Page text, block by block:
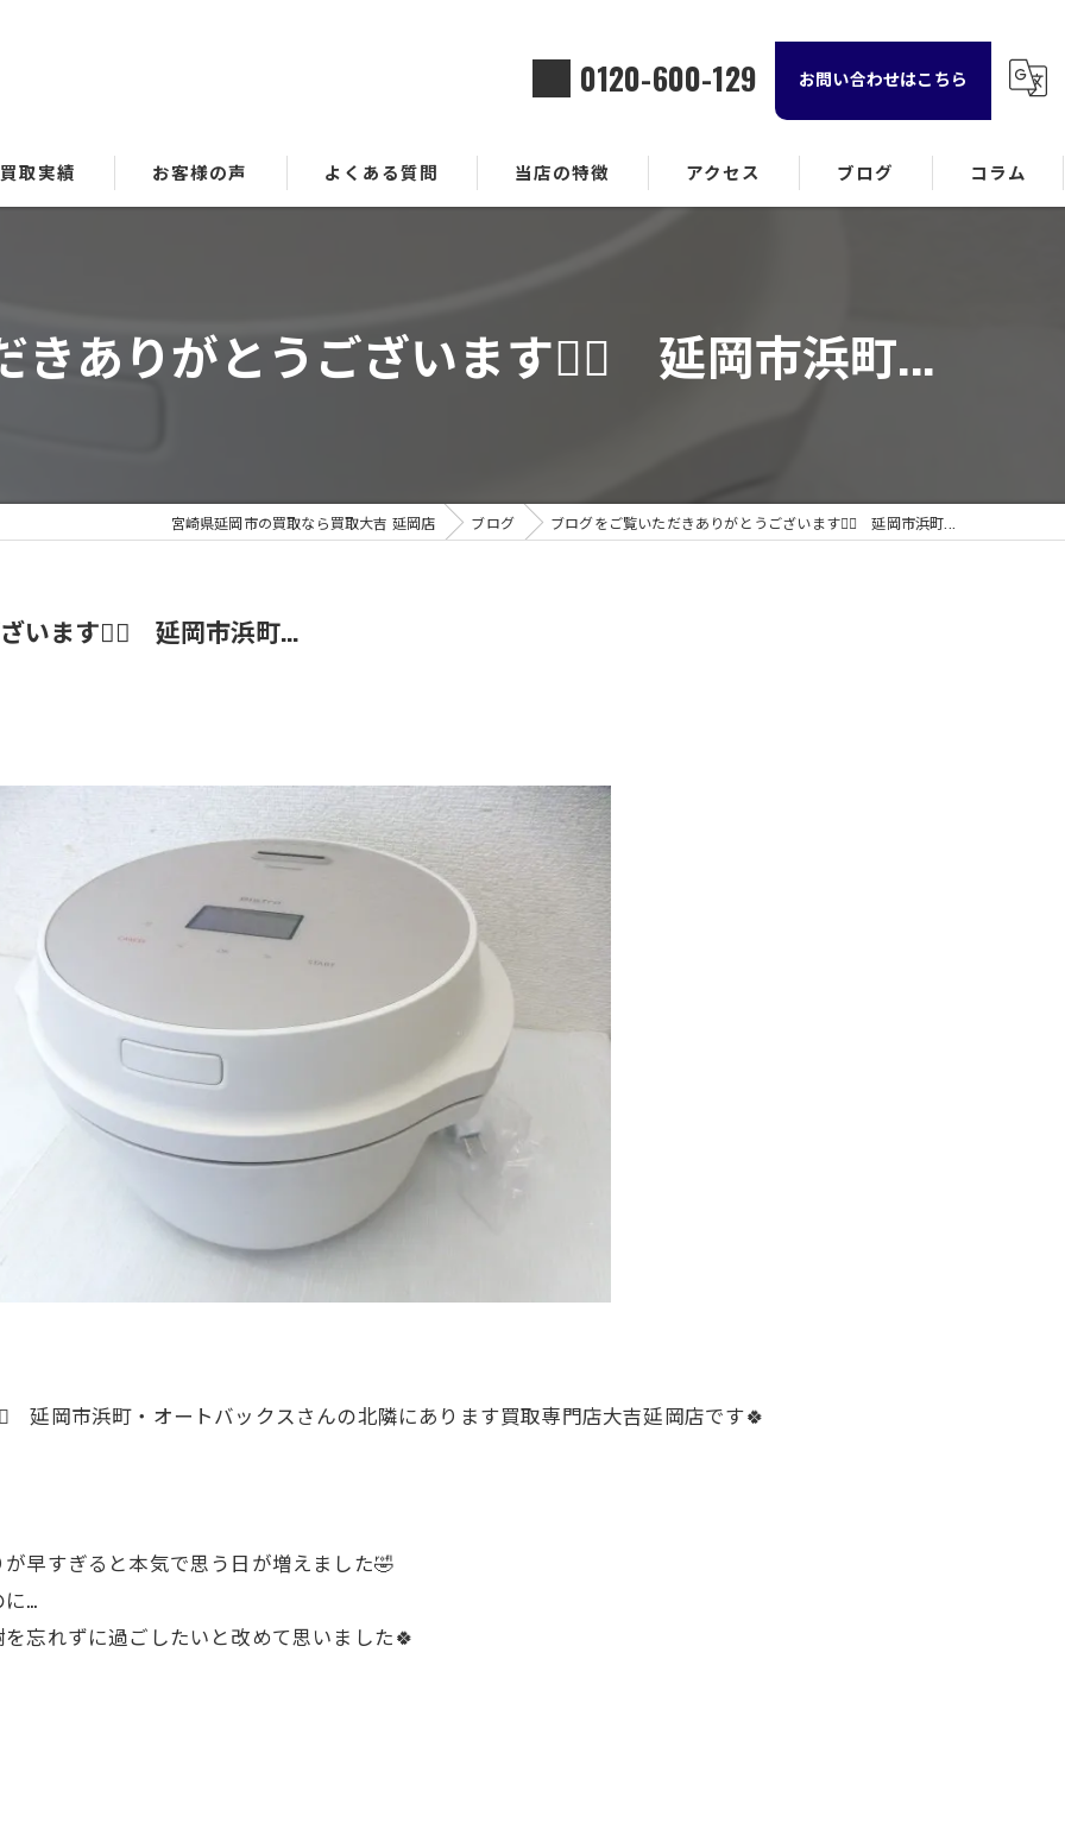
0120-600-129 お問い合わせはこちら
買取実績 お客様の声 よくある質問 当店の特徴
時計
アクセス ブログ コラム
きありがとうございます🙇‍♀️ 延岡市浜町...
宮崎県延岡市の買取なら買取大吉 延岡店 ブログ ブログをご覧いただきありがとうございます🙇‍♀️ 延岡市浜町...
います🙇‍♀️ 延岡市浜町...
延岡市浜町・オートバックスさんの北隣にあります買取専門店大吉延岡店です🍀
早すぎると本気で思う日が増えました🤣
…
忘れずに過ごしたいと改めて思いました🍀